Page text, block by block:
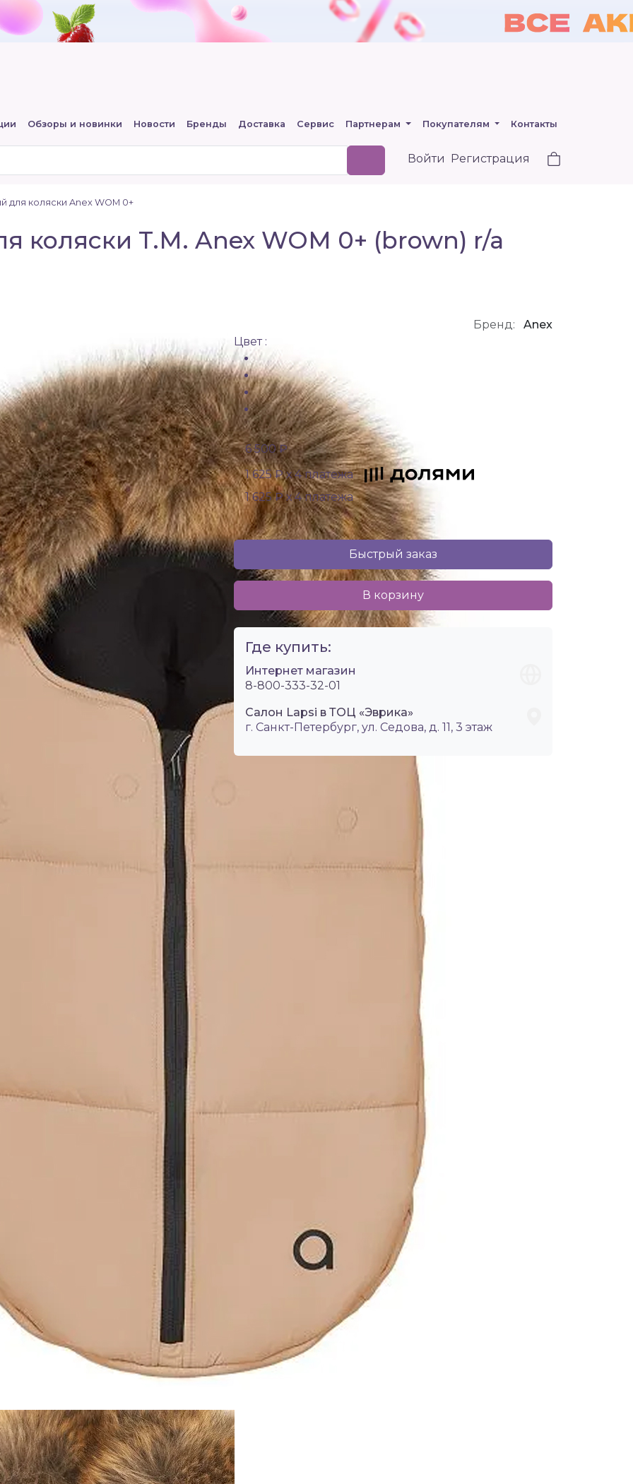
Обзоры и новинки Новости Бренды Доставка Сервис Партнерам Покупателям Контакты
Войти Регистрация
для коляски Anex WOM 0+
коляски T.M. Anex WOM 0+ (brown) r/a
Бренд:
Anex
Цвет :
6 500 ₽
1 625 ₽ х 4 платежа
1 625 ₽ х 4 платежа
Быстрый заказ
В корзину
Где купить:
Интернет магазин
8-800-333-32-01
Салон Lapsi в ТОЦ «Эврика»
г. Санкт-Петербург, ул. Седова, д. 11, 3 этаж